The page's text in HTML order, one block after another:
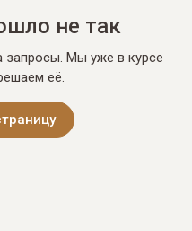
не так
запросы. Мы уже в курсе
её.